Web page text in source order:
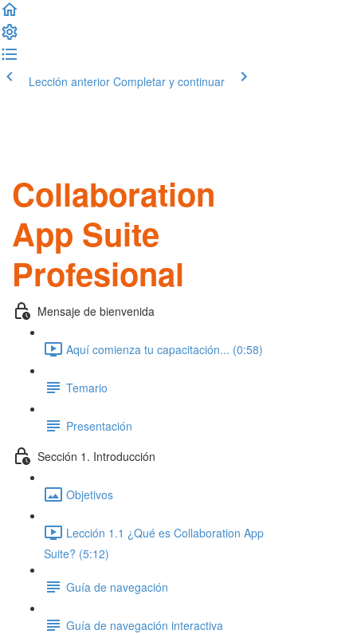
Lección anterior Completar y continuar
Collaboration
App Suite
Profesional
Mensaje de bienvenida
Aquí comienza tu capacitación... (0:58)
Temario
Presentación
Sección 1. Introducción
Objetivos
Lección 1.1 ¿Qué es Collaboration App
Suite? (5:12)
Guía de navegación
Guía de navegación interactiva